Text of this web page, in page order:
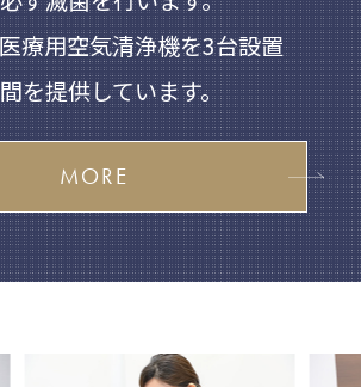
療用空気清浄機を3台設置
を提供しています。
MORE